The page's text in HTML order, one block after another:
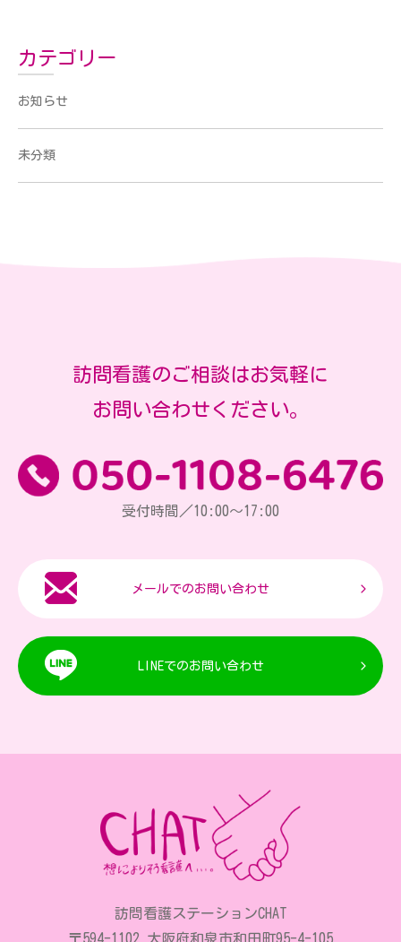
カテゴリー
お知らせ
未分類
訪問看護のご相談はお気軽に
お問い合わせください。
受付時間／10:00～17:00
メールでのお問い合わせ
LINEでのお問い合わせ
訪問看護ステーションCHAT
〒594-1102 大阪府和泉市和田町95-4-105